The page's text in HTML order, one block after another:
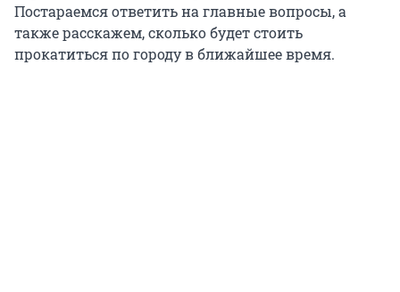
Постараемся ответить на главные вопросы, а
также расскажем, сколько будет стоить
прокатиться по городу в ближайшее время.